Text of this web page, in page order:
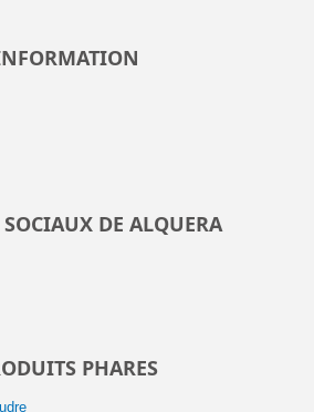
SOCIAUX DE ALQUERA
PHARES